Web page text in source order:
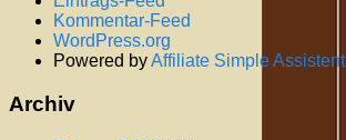
Kommentar-Feed
WordPress.org
Powered byAffiliate Simple Assistent
Archiv